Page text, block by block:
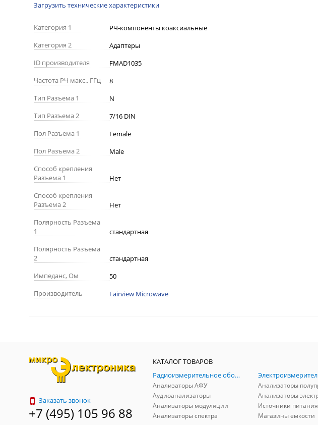
Загрузить технические характеристики
Категория 1
РЧ-компоненты коаксиальные
Категория 2
Адаптеры
ID производителя
FMAD1035
Частота РЧ макс., ГГц
8
Тип Разъема 1
N
Тип Разъема 2
7/16 DIN
Пол Разъема 1
Female
Пол Разъема 2
Male
Способ крепления
Разъема 1
Нет
Способ крепления
Разъема 2
Нет
Полярность Разъема
1
стандартная
Полярность Разъема
2
стандартная
Импеданс, Ом
50
Производитель
Fairview Microwave
Заказать звонок
+7 (495) 105 96 88
КАТАЛОГ ТОВАРОВ
Радиоизмерительное оборудование
Анализаторы АФУ
Аудиоанализаторы
Анализаторы модуляции
Анализаторы спектра
Источники питания
Магазины емкости